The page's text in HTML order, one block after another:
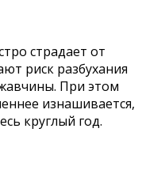
страдает от
риск разбухания
При этом
изнашивается,
круглый год.